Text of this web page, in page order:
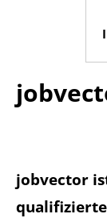
jobvector